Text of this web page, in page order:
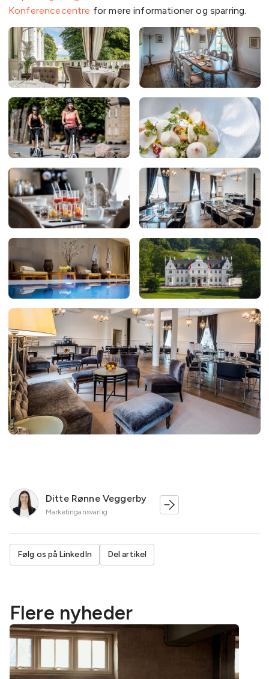
Konferencecentre for mere informationer og sparring.
Ditte Rønne Veggerby
Marketingansvarlig
Følg os på LinkedIn Del artikel
Flere nyheder